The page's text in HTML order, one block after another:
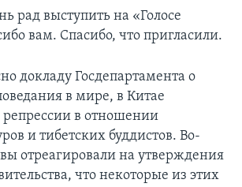
рад выступить на «Голосе
вам. Спасибо, что пригласили.
докладу Госдепартамента о
в мире, в Китае
в отношении
и тибетских буддистов. Во-
отреагировали на утверждения
что некоторые из этих